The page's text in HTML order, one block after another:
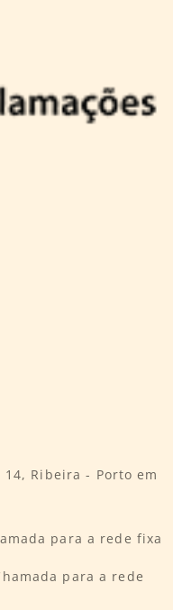
Ribeira - Porto em
para a rede fixa
para a rede